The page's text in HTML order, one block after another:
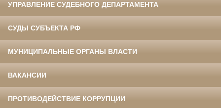
УПРАВЛЕНИЕ СУДЕБНОГО ДЕПАРТАМЕНТА
СУДЫ СУБЪЕКТА РФ
МУНИЦИПАЛЬНЫЕ ОРГАНЫ ВЛАСТИ
ВАКАНСИИ
ПРОТИВОДЕЙСТВИЕ КОРРУПЦИИ